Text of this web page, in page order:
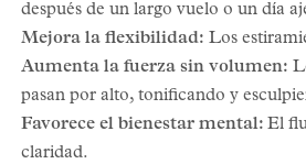
después de un largo vuelo o un día
Mejora la flexibilidad: Los
Aumenta la fuerza sin volumen:
pasan por alto, tonificando y
Favorece el bienestar mental: El
claridad.